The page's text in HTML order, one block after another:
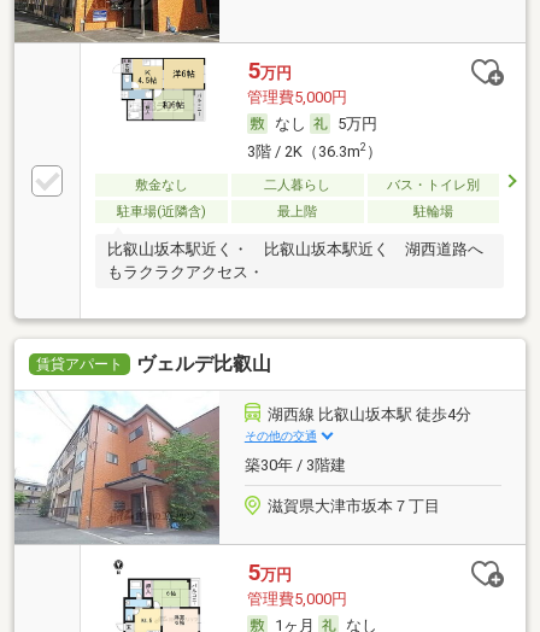
5万円
管理費5,000円
なし
5万円
3階 / 2K（36.3m2）
敷金なし 二人暮らし
バス・トイレ別
駐車場(近隣含)
最上階 駐輪場
比叡山坂本駅近く・ 比叡山坂本駅近く 湖西道路へ
もラクラクアクセス・
賃貸アパート ヴェルデ比叡山
湖西線 比叡山坂本駅 徒歩4分
その他の交通
築30年 / 3階建
滋賀県大津市坂本７丁目
5万円
管理費5,000円
1ヶ月
なし